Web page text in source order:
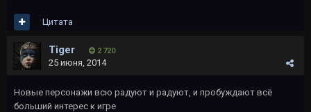
Цитата
Tiger 2 720
25 июня, 2014
Новые персонажи всю радуют и радуют, и пробуждают всё
больший интерес к игре